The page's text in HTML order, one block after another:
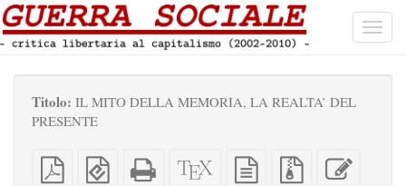
Titolo: IL MITO DELLA MEMORIA, LA REALTA’ DEL
PRESENTE
PDF
semplice
EPUB
(per
HTML
completo
Sorgenti
XeLaTeX
sorgente
File
sorgenti